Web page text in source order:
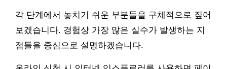
각 단계에서 놓치기 쉬운 부분들을 구체적으로 짚어
보겠습니다. 경험상 가장 많은 실수가 발생하는 지
점들을 중심으로 설명하겠습니다.